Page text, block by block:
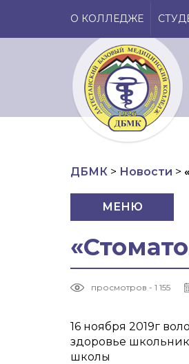
О КОЛЛЕДЖЕ
ДБМК > Новости >
МЕНЮ
просмотров - 1 155
16 ноября 2019г
здоровье
школы